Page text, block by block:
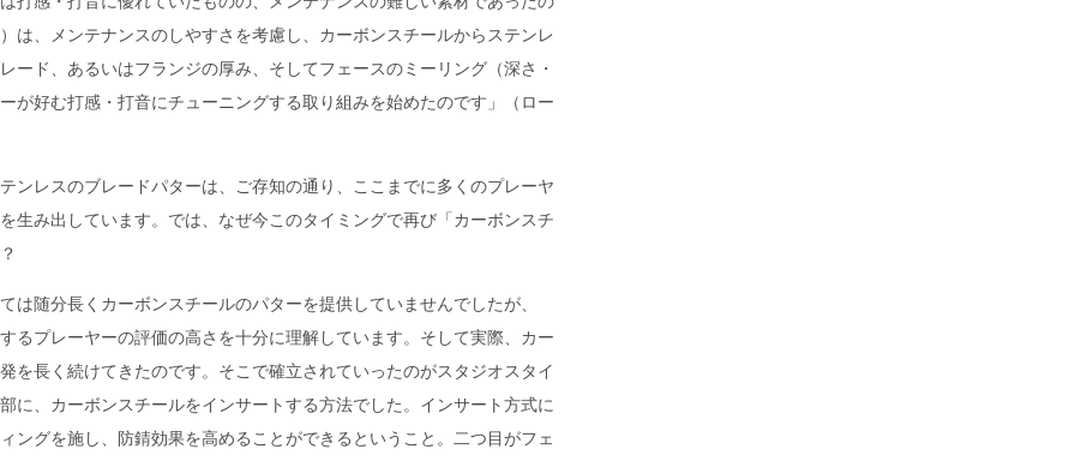
は、メンテナンスのしやすさを考慮し、カーボンスチールからステンレ
ード、あるいはフランジの厚み、そしてフェースのミーリング（深さ・
が好む打感・打音にチューニングする取り組みを始めたのです」（ロー
ンレスのブレードパターは、ご存知の通り、ここまでに多くのプレーヤ
生み出しています。では、なぜ今このタイミングで再び「カーボンスチ
は随分長くカーボンスチールのパターを提供していませんでしたが、
るプレーヤーの評価の高さを十分に理解しています。そして実際、カー
を長く続けてきたのです。そこで確立されていったのがスタジオスタイ
に、カーボンスチールをインサートする方法でした。インサート方式に
ングを施し、防錆効果を高めることができるということ。二つ目がフェ